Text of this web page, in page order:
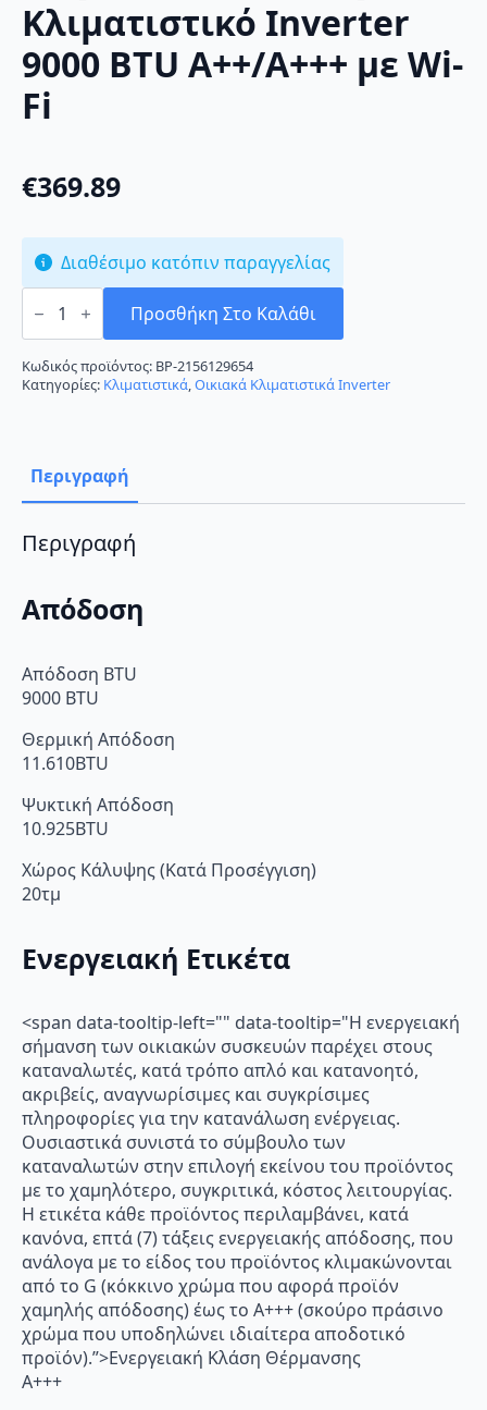
Κλιματιστικό Inverter
9000 BTU A++/A+++ με Wi-
Fi
€369.89
Διαθέσιμο κατόπιν παραγγελίας
Carrier
Extreme
42QHG009D8SX/38QHG009D8SX
Κλιματιστικό
Inverter
9000
BTU
Fi
ποσότητα
Προσθήκη Στο Καλάθι
Κωδικός προϊόντος: BP-2156129654
Κατηγορίες: Κλιματιστικά,Οικιακά Κλιματιστικά Inverter
Περιγραφή
Περιγραφή
Απόδοση
Απόδοση BTU
9000 BTU
Θερμική Απόδοση
11.610BTU
Ψυκτική Απόδοση
10.925BTU
Χώρος Κάλυψης (Κατά Προσέγγιση)
20τμ
Ενεργειακή Ετικέτα
<span data-tooltip-left="" data-tooltip="Η ενεργειακή
σήμανση των οικιακών συσκευών παρέχει στους
καταναλωτές, κατά τρόπο απλό και κατανοητό,
ακριβείς, αναγνωρίσιμες και συγκρίσιμες
πληροφορίες για την κατανάλωση ενέργειας.
Ουσιαστικά συνιστά το σύμβουλο των
καταναλωτών στην επιλογή εκείνου του προϊόντος
με το χαμηλότερο, συγκριτικά, κόστος λειτουργίας.
Η ετικέτα κάθε προϊόντος περιλαμβάνει, κατά
κανόνα, επτά (7) τάξεις ενεργειακής απόδοσης, που
ανάλογα με το είδος του προϊόντος κλιμακώνονται
από το G (κόκκινο χρώμα που αφορά προϊόν
χαμηλής απόδοσης) έως το Α+++ (σκούρο πράσινο
χρώμα που υποδηλώνει ιδιαίτερα αποδοτικό
προϊόν).”>Ενεργειακή Κλάση Θέρμανσης
A+++